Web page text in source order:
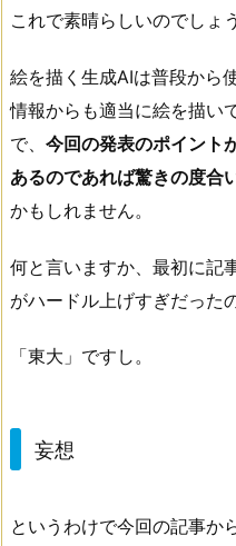
これで素晴らしいのでしょ
絵を描く生成AIは普段から
情報からも適当に絵を描い
で、 今回の発表のポイント
あるのであれば驚きの度合
かもしれません。
何と言いますか、最初に記
がハードル上げすぎだった
「東大」ですし。
妄想
というわけで今回の記事か